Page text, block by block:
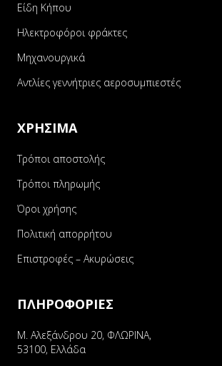
Είδη Κήπου
Ηλεκτροφόροι φράκτες
Μηχανουργικά
Αντλίες γεννήτριες αεροσυμπιεστές
ΧΡΗΣΙΜΑ
Τρόποι αποστολής
Τρόποι πληρωμής
Όροι χρήσης
Πολιτική απορρήτου
Επιστροφές – Ακυρώσεις
ΠΛΗΡΟΦΟΡΙΕΣ
Μ. Αλεξάνδρου 20, ΦΛΩΡΙΝΑ,
53100, Ελλάδα